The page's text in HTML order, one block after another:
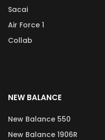
Sacai
Air Force 1
Collab
NEW BALANCE
New Balance 550
New Balance 1906R